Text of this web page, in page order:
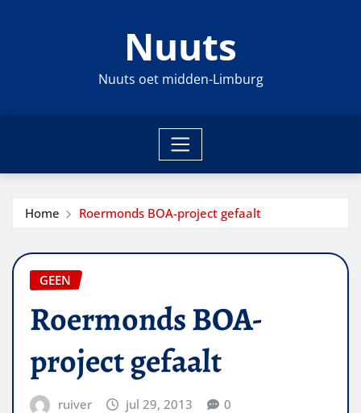
Nuuts
Nuuts oet midden-Limburg
Home Roermonds BOA-project gefaalt
GEEN
Roermonds BOA-
project gefaalt
ruiver jul 29, 2013 0